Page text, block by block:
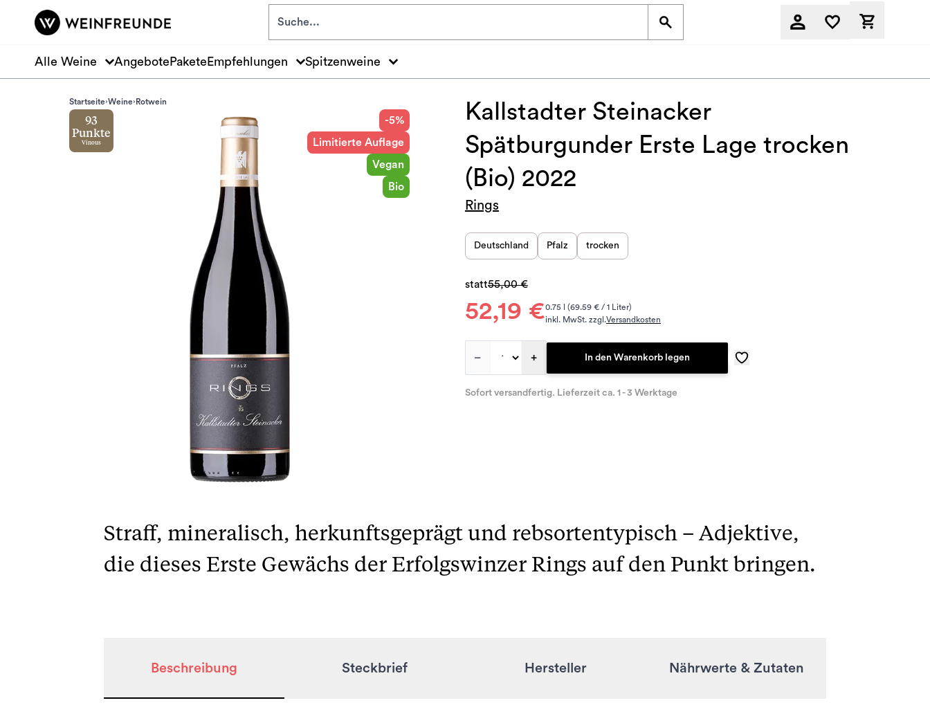
Zum Hauptinhalt springen
Alle Weine Angebote Pakete Empfehlungen Spitzenweine
Startseite Weine Rotwein
93
Punkte
Vinous
-5%
Limitierte Auflage
Vegan
Bio
Kallstadter Steinacker
Spätburgunder Erste Lage trocken
(Bio) 2022
Rings
Deutschland Pfalz trocken
52,19 €
statt55,00 €
0.75 l (69.59 € / 1 Liter)
inkl. MwSt. zzgl.Versandkosten
– + In den Warenkorb legen
Sofort versandfertig. Lieferzeit ca. 1 - 3 Werktage
Straff, mineralisch, herkunftsgeprägt und rebsortentypisch – Adjektive,
die dieses Erste Gewächs der Erfolgswinzer Rings auf den Punkt bringen.
Beschreibung Steckbrief Hersteller Nährwerte & Zutaten